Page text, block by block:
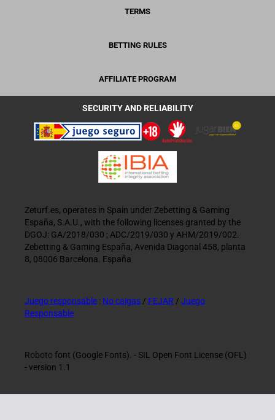
TERMS
BETTING RULES
AFFILIATE PROGRAM
SECURITY AND RELIABILITY
Zeturf.es, operates in Spain under Zebetting & Gaming
España, S.A.U., with the following licenses granted by the
DGOJ: GA/2018/030 ; ADC/2019/030 y AHM/2019/002.
Zebetting & Gaming España, Avenida Diagonal 458, planta
8, 08006 Barcelona. España
Juego responsable : No caigas / FEJAR / Juego
Responsable
Roboto font (Google Fonts). - SIL Open Font License (OFL)
- version 1.1